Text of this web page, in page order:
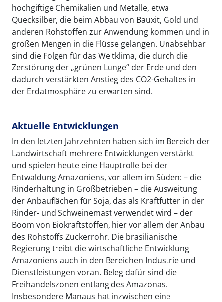
hochgiftige Chemikalien und Metalle, etwa
Quecksilber, die beim Abbau von Bauxit, Gold und
anderen Rohstoffen zur Anwendung kommen und in
großen Mengen in die Flüsse gelangen. Unabsehbar
sind die Folgen für das Weltklima, die durch die
Zerstörung der „grünen Lunge“ der Erde und den
dadurch verstärkten Anstieg des CO2-Gehaltes in
der Erdatmosphäre zu erwarten sind.
Aktuelle Entwicklungen
In den letzten Jahrzehnten haben sich im Bereich der
Landwirtschaft mehrere Entwicklungen verstärkt
und spielen heute eine Hauptrolle bei der
Entwaldung Amazoniens, vor allem im Süden: – die
Rinderhaltung in Großbetrieben – die Ausweitung
der Anbauflächen für Soja, das als Kraftfutter in der
Rinder- und Schweinemast verwendet wird – der
Boom von Biokraftstoffen, hier vor allem der Anbau
des Rohstoffs Zuckerrohr. Die brasilianische
Regierung treibt die wirtschaftliche Entwicklung
Amazoniens auch in den Bereichen Industrie und
Dienstleistungen voran. Beleg dafür sind die
Freihandelszonen entlang des Amazonas.
Insbesondere Manaus hat inzwischen eine